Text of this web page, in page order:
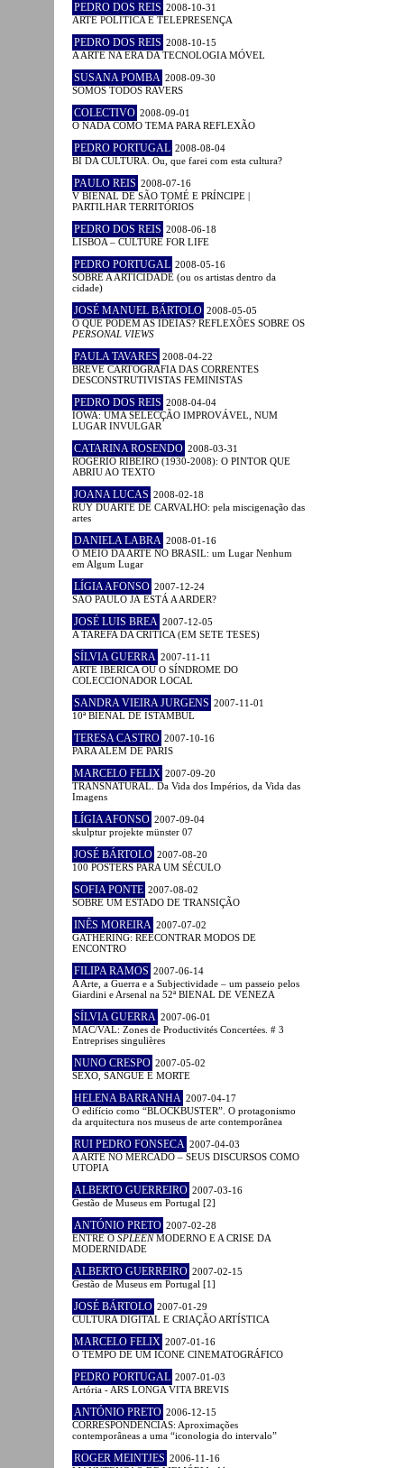
PEDRO DOS REIS 2008-10-31
ARTE POLÍTICA E TELEPRESENÇA
PEDRO DOS REIS 2008-10-15
A ARTE NA ERA DA TECNOLOGIA MÓVEL
SUSANA POMBA 2008-09-30
SOMOS TODOS RAVERS
COLECTIVO 2008-09-01
O NADA COMO TEMA PARA REFLEXÃO
PEDRO PORTUGAL 2008-08-04
BI DA CULTURA. Ou, que farei com esta cultura?
PAULO REIS 2008-07-16
V BIENAL DE SÃO TOMÉ E PRÍNCIPE |
PARTILHAR TERRITÓRIOS
PEDRO DOS REIS 2008-06-18
LISBOA – CULTURE FOR LIFE
PEDRO PORTUGAL 2008-05-16
SOBRE A ARTICIDADE (ou os artistas dentro da
cidade)
JOSÉ MANUEL BÁRTOLO 2008-05-05
O QUE PODEM AS IDEIAS? REFLEXÕES SOBRE OS
PERSONAL VIEWS
PAULA TAVARES 2008-04-22
BREVE CARTOGRAFIA DAS CORRENTES
DESCONSTRUTIVISTAS FEMINISTAS
PEDRO DOS REIS 2008-04-04
IOWA: UMA SELECÇÃO IMPROVÁVEL, NUM
LUGAR INVULGAR
CATARINA ROSENDO 2008-03-31
ROGÉRIO RIBEIRO (1930-2008): O PINTOR QUE
ABRIU AO TEXTO
JOANA LUCAS 2008-02-18
RUY DUARTE DE CARVALHO: pela miscigenação das
artes
DANIELA LABRA 2008-01-16
O MEIO DA ARTE NO BRASIL: um Lugar Nenhum
em Algum Lugar
LÍGIA AFONSO 2007-12-24
SÃO PAULO JÁ ESTÁ A ARDER?
JOSÉ LUIS BREA 2007-12-05
A TAREFA DA CRÍTICA (EM SETE TESES)
SÍLVIA GUERRA 2007-11-11
ARTE IBÉRICA OU O SÍNDROME DO
COLECCIONADOR LOCAL
SANDRA VIEIRA JURGENS 2007-11-01
10ª BIENAL DE ISTAMBUL
TERESA CASTRO 2007-10-16
PARA ALÉM DE PARIS
MARCELO FELIX 2007-09-20
TRANSNATURAL. Da Vida dos Impérios, da Vida das
Imagens
LÍGIA AFONSO 2007-09-04
skulptur projekte münster 07
JOSÉ BÁRTOLO 2007-08-20
100 POSTERS PARA UM SÉCULO
SOFIA PONTE 2007-08-02
SOBRE UM ESTADO DE TRANSIÇÃO
INÊS MOREIRA 2007-07-02
GATHERING: REECONTRAR MODOS DE
ENCONTRO
FILIPA RAMOS 2007-06-14
A Arte, a Guerra e a Subjectividade – um passeio pelos
Giardini e Arsenal na 52ª BIENAL DE VENEZA
SÍLVIA GUERRA 2007-06-01
MAC/VAL: Zones de Productivités Concertées. # 3
Entreprises singulières
NUNO CRESPO 2007-05-02
SEXO, SANGUE E MORTE
HELENA BARRANHA 2007-04-17
O edifício como “BLOCKBUSTER”. O protagonismo
da arquitectura nos museus de arte contemporânea
RUI PEDRO FONSECA 2007-04-03
A ARTE NO MERCADO – SEUS DISCURSOS COMO
UTOPIA
ALBERTO GUERREIRO 2007-03-16
Gestão de Museus em Portugal [2]
ANTÓNIO PRETO 2007-02-28
ENTRE O SPLEENMODERNO E A CRISE DA
MODERNIDADE
ALBERTO GUERREIRO 2007-02-15
Gestão de Museus em Portugal [1]
JOSÉ BÁRTOLO 2007-01-29
CULTURA DIGITAL E CRIAÇÃO ARTÍSTICA
MARCELO FELIX 2007-01-16
O TEMPO DE UM ÍCONE CINEMATOGRÁFICO
PEDRO PORTUGAL 2007-01-03
Artória - ARS LONGA VITA BREVIS
ANTÓNIO PRETO 2006-12-15
CORRESPONDÊNCIAS: Aproximações
contemporâneas a uma “iconologia do intervalo”
ROGER MEINTJES 2006-11-16